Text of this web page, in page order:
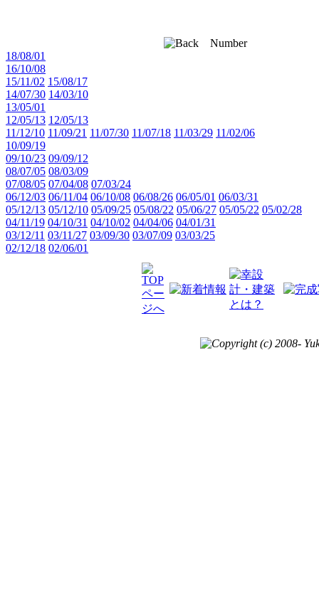
18/08/01
16/10/08
15/11/02 15/08/17
14/07/30 14/03/10
13/05/01
12/05/13 12/05/13
11/12/10 11/09/21 11/07/30 11/07/18 11/03/29 11/02/06
10/09/19
09/10/23 09/09/12
08/07/05 08/03/09
07/08/05 07/04/08 07/03/24
06/12/03 06/11/04 06/10/08 06/08/26 06/05/01 06/03/31
05/12/13 05/12/10 05/09/25 05/08/22 05/06/27 05/05/22 05/02/28
04/11/19 04/10/31 04/10/02 04/04/06 04/01/31
03/12/11 03/11/27 03/09/30 03/07/09 03/03/25
02/12/18 02/06/01